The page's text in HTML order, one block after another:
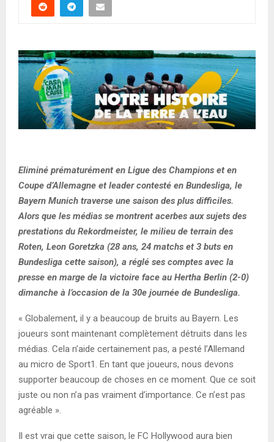
Eliminé prématurément en Ligue des Champions et en
Coupe d’Allemagne et leader contesté en Bundesliga, le
Bayern Munich traverse une saison des plus difficiles.
Alors que les médias se montrent acerbes aux sujets des
prestations du Rekordmeister, le milieu de terrain des
Roten, Leon Goretzka (28 ans, 24 matchs et 3 buts en
Bundesliga cette saison), a réglé ses comptes avec la
presse en marge de la victoire face au Hertha Berlin (2-0)
dimanche à l’occasion de la 30e journée de Bundesliga.
« Globalement, il y a beaucoup de bruits au Bayern. Les
joueurs sont maintenant complètement détruits dans les
médias. Cela n’aide certainement pas, a pesté l’Allemand
au micro de Sport1. En tant que joueurs, nous devons
supporter beaucoup de choses en ce moment. Que ce soit
juste ou non n’a pas vraiment d’importance. Ce n’est pas
agréable ».
Il est vrai que cette saison, le FC Hollywood aura bien